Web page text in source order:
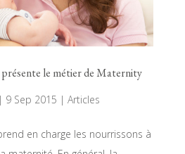
présente le métier de Maternity
| 9 Sep 2015 | Articles
en charge les nourrissons à